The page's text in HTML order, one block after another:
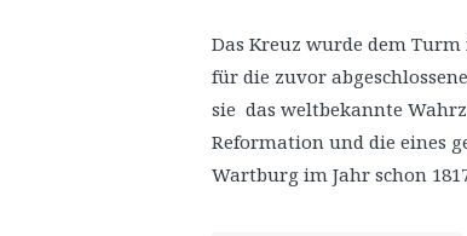
Das Kreuz wurde dem
für die zuvor
sie das weltbekannte
Reformation und die eines
Wartburg im Jahr schon